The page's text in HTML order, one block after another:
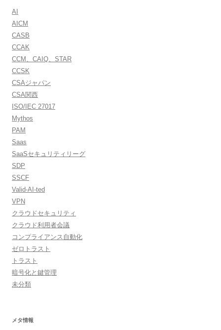
AI
AICM
CASB
CCAK
CCM、CAIQ、STAR
CCSK
CSAジャパン
CSA関西
ISO/IEC 27017
Mythos
PAM
Saas
SaaSセキュリティリーグ
SDP
SSCF
Valid-AI-ted
VPN
クラウドセキュリティ
クラウド利用者会議
コンプライアンス自動化
ゼロトラスト
トラスト
暗号化と鍵管理
未分類
メタ情報